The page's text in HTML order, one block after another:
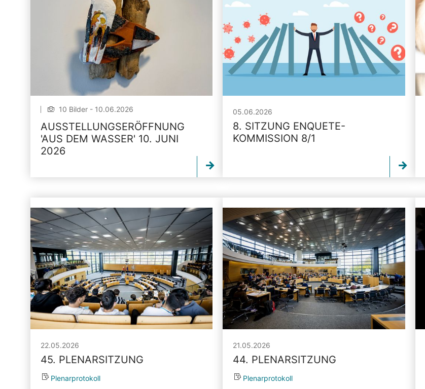
10 Bilder - 10.06.2026
AUSSTELLUNGSERÖFFNUNG
'AUS DEM WASSER' 10. JUNI
2026
05.06.2026
8. SITZUNG ENQUETE-
KOMMISSION 8/1
22.05.2026
45. PLENARSITZUNG
Plenarprotokoll
21.05.2026
44. PLENARSITZUNG
Plenarprotokoll